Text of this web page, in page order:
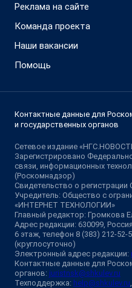
Реклама на сайте
Команда проекта
Наши вакансии
Помощь
Контактные данные для
и государственных органов
Сетевое издание
Зарегистрировано
связи, информационных
(Роскомнадзор)
Свидетельство о
Учредитель: Общество с
«ИНТЕРНЕТ ТЕХНОЛОГИИ»
Главный редактор: Громкова
Адрес редакции: 630099,
6 этаж, телефон 8 (383) 212-52-
(круглосуточно)
Электронный адрес редакции:
Контактные данные для
органов: juristnsk@shkulev.ru
Техподдержка: help@shkulev.ru